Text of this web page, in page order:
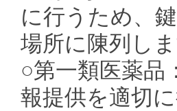
に行うため、
場所に陳列しま
○第一類医薬品
報提供を適切